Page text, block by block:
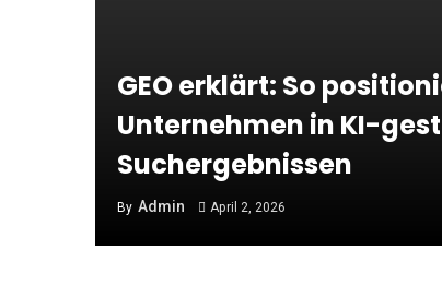
GEO erklärt: So
Unternehmen in KI-
Suchergebnissen
By Admin April 2, 2026